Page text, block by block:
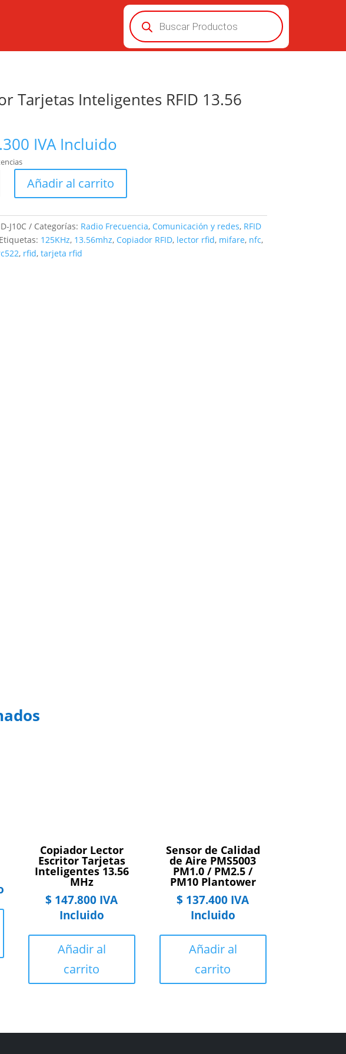
Búsqueda
de
productos
Tarjetas Inteligentes RFID 13.56
IVA Incluido
Añadir al carrito
J10C Categorías: Radio Frecuencia, Comunicación y redes, RFID
Etiquetas: 125KHz, 13.56mhz, Copiador RFID, lector rfid, mifare, nfc,
, rfid, tarjeta rfid
Copiador Lector
Escritor Tarjetas
Inteligentes 13.56
MHz
$ 147.800 IVA
Incluido
Añadir al
carrito
Sensor de Calidad
de Aire PMS5003
PM1.0 / PM2.5 /
PM10 Plantower
$ 137.400 IVA
Incluido
Añadir al
carrito